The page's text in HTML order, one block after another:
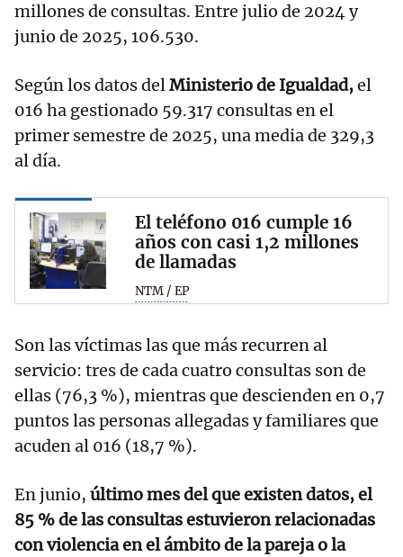
millones de consultas. Entre julio de 2024 y
junio de 2025, 106.530.
Según los datos delMinisterio de Igualdad,el
016 ha gestionado 59.317 consultas en el
primer semestre de 2025, una media de 329,3
al día.
El teléfono 016 cumple 16
años con casi 1,2 millones
de llamadas
NTM / EP
Son las víctimas las que más recurren al
servicio: tres de cada cuatro consultas son de
ellas (76,3 %), mientras que descienden en 0,7
puntos las personas allegadas y familiares que
acuden al 016 (18,7 %).
En junio, último mes del que existen datos, el
85 % de las consultas estuvieron relacionadas
con violencia en el ámbito de la pareja o la